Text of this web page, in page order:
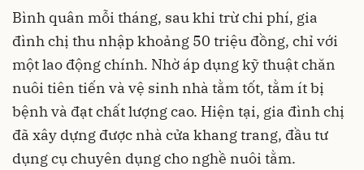
Bình quân mỗi tháng, sau khi trừ chi phí, gia
đình chị thu nhập khoảng 50 triệu đồng, chỉ với
một lao động chính. Nhờ áp dụng kỹ thuật chăn
nuôi tiên tiến và vệ sinh nhà tằm tốt, tằm ít bị
bệnh và đạt chất lượng cao. Hiện tại, gia đình chị
đã xây dựng được nhà cửa khang trang, đầu tư
dụng cụ chuyên dụng cho nghề nuôi tằm.